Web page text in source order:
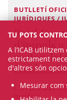
BUTLLETÍ
JURÍDIQUES /
Reial
d'impuls
sector del
(...) i pel qual
matèria.
TU POTS
A l’ICAB
estrictament
d'altres són
Mesurar com